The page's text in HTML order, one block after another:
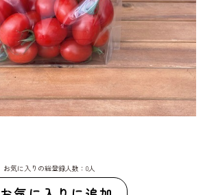
お気に入りの総登録人数：0人